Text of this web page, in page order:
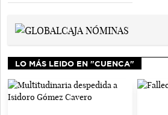
LO MÁS LEIDO EN "CUENCA"